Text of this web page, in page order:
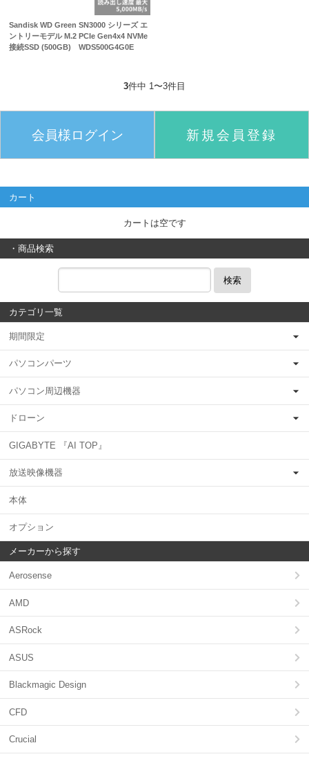
Sandisk WD Green SN3000 シリーズ エ
ントリーモデル M.2 PCIe Gen4x4 NVMe
接続SSD (500GB) WDS500G4G0E
3件中 1〜3件目
会員様ログイン 新規会員登録
カート
カートは空です
・商品検索
検索
カテゴリ一覧
期間限定
パソコンパーツ
パソコン周辺機器
ドローン
GIGABYTE 『AI TOP』
放送映像機器
本体
オプション
メーカーから探す
Aerosense
AMD
ASRock
ASUS
Blackmagic Design
CFD
Crucial